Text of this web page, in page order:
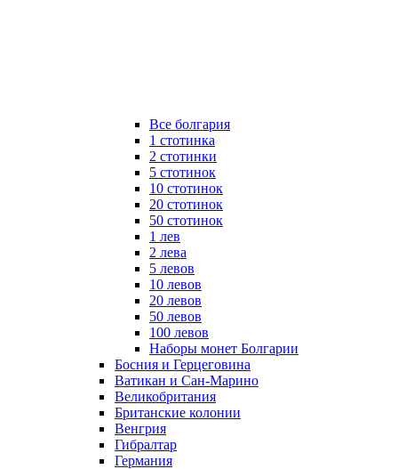
Все болгария
1 стотинка
2 стотинки
5 стотинок
10 стотинок
20 стотинок
50 стотинок
1 лев
2 лева
5 левов
10 левов
20 левов
50 левов
100 левов
Наборы монет Болгарии
Босния и Герцеговина
Ватикан и Сан-Марино
Великобритания
Британские колонии
Венгрия
Гибралтар
Германия